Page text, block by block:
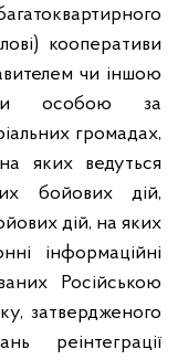
кооперативи
чи іншою
особою за
громадах,
яких ведуться
бойових дій,
дій, на яких
інформаційні
Російською
затвердженого
реінтеграції